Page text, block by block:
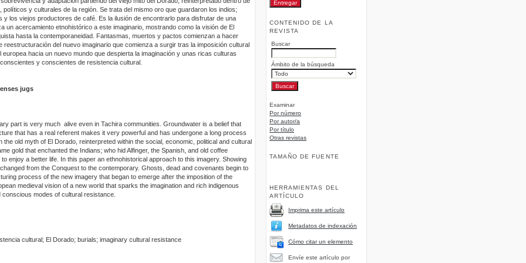
CONTENIDO DE LA
REVISTA
Buscar
Ámbito de la búsqueda
Examinar
Por número
Por autor/a
Por título
Otras revistas
TAMAÑO DE FUENTE
HERRAMIENTAS DEL
ARTÍCULO
Imprima este artículo
Metadatos de indexación
Cómo citar un elemento
Envíe este artículo por
y culturales de la región. Se trata del mismo oro que guardaron los indios;
y los viejos productores de café. Es la ilusión de encontrarlo para disfrutar de una
un acercamiento etnohistórico a este imaginario, mostrando como la visión de El
hasta la contemporaneidad. Fantasmas, muertos y pactos comienzan a hacer
reestructuración del nuevo imaginario que comienza a surgir tras la imposición cultural
hacia un nuevo mundo que despierta la imaginación y unas ricas culturas
y conscientes de resistencia cultural.
jugs
part is very much alive even in Tachira communities. Groundwater is a belief that
that has a real referent makes it very powerful and has undergone a long process
the old myth of El Dorado, reinterpreted within the social, economic, political and cultural
gold that enchanted the Indians; who hid Alfinger, the Spanish, and old coffee
enjoy a better life. In this paper an ethnohistorical approach to this imagery. Showing
from the Conquest to the contemporary. Ghosts, dead and covenants begin to
process of the new imagery that began to emerge after the imposition of the
medieval vision of a new world that sparks the imagination and rich indigenous
modes of cultural resistance.
cultural; El Dorado; burials; imaginary cultural resistance